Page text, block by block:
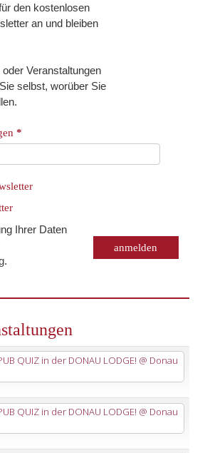
den kostenlosen
an und bleiben
Veranstaltungen
selbst, worüber Sie
*
Ihrer Daten
.
QUIZ in der DONAU LODGE! @ Donau
QUIZ in der DONAU LODGE! @ Donau